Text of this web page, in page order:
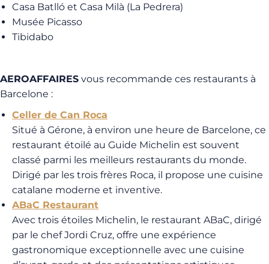
Casa Batlló et Casa Milà (La Pedrera)
Musée Picasso
Tibidabo
AEROAFFAIRES vous recommande ces restaurants à
Barcelone :
Celler de Can Roca
Situé à Gérone, à environ une heure de Barcelone, ce
restaurant étoilé au Guide Michelin est souvent
classé parmi les meilleurs restaurants du monde.
Dirigé par les trois frères Roca, il propose une cuisine
catalane moderne et inventive.
ABaC Restaurant
Avec trois étoiles Michelin, le restaurant ABaC, dirigé
par le chef Jordi Cruz, offre une expérience
gastronomique exceptionnelle avec une cuisine